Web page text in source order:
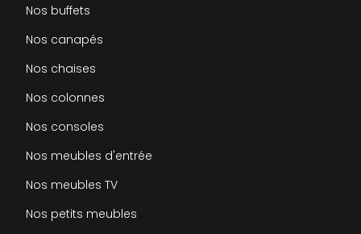
Nos buffets
Nos canapés
Nos chaises
Nos colonnes
Nos consoles
Nos meubles d'entrée
Nos meubles TV
Nos petits meubles